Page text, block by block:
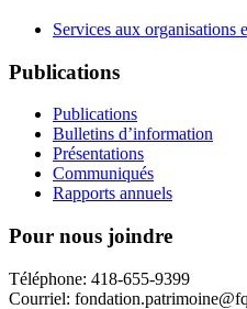
Services aux organisations
Publications
Publications
Bulletins d’information
Présentations
Communiqués
Rapports annuels
Pour nous joindre
Téléphone: 418-655-9399
Courriel: